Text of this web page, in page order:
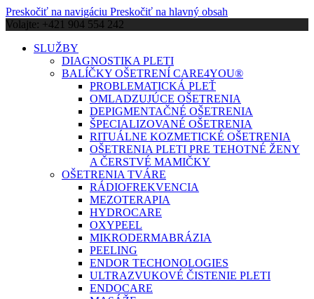
Preskočiť na navigáciu Preskočiť na hlavný obsah
Volajte: +421 904 554 242
SLUŽBY
DIAGNOSTIKA PLETI
BALÍČKY OŠETRENÍ CARE4YOU®
PROBLEMATICKÁ PLEŤ
OMLADZUJÚCE OŠETRENIA
DEPIGMENTAČNÉ OŠETRENIA
ŠPECIALIZOVANÉ OŠETRENIA
RITUÁLNE KOZMETICKÉ OŠETRENIA
OŠETRENIA PLETI PRE TEHOTNÉ ŽENY
A ČERSTVÉ MAMIČKY
OŠETRENIA TVÁRE
RÁDIOFREKVENCIA
MEZOTERAPIA
HYDROCARE
OXYPEEL
MIKRODERMABRÁZIA
PEELING
ENDOR TECHONOLOGIES
ULTRAZVUKOVÉ ČISTENIE PLETI
ENDOCARE